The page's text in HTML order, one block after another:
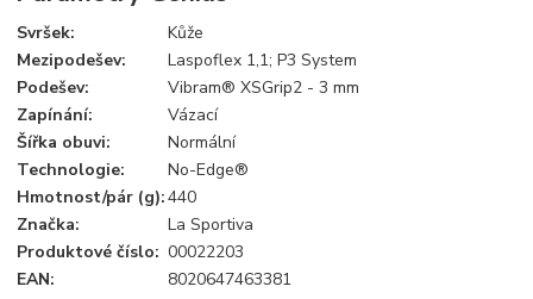
Svršek:
Kůže
Mezipodešev:
Laspoflex 1,1; P3 System
Podešev:
Vibram® XSGrip2 - 3 mm
Zapínání:
Vázací
Šířka obuvi:
Normální
Technologie:
No-Edge®
Hmotnost/pár (g):440
Značka:
La Sportiva
Produktové číslo: 00022203
EAN:
8020647463381